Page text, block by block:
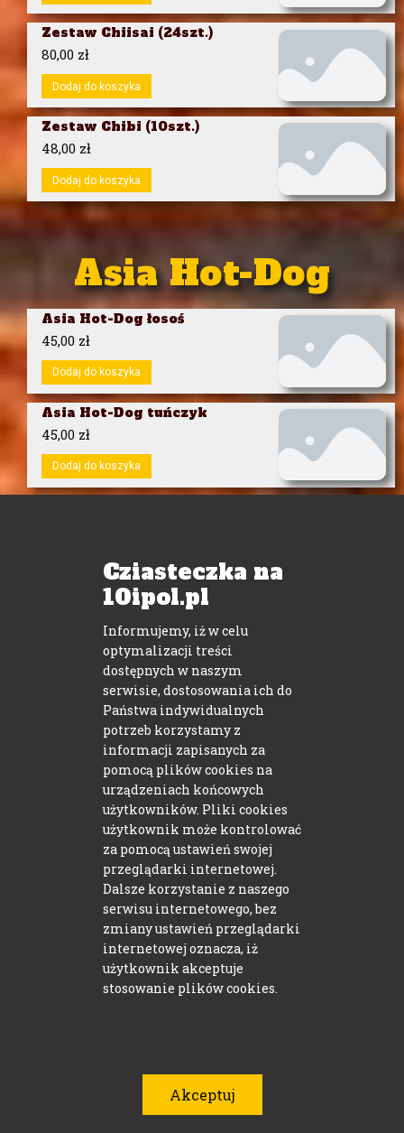
Zestaw Chiisai (24szt.)
80,00 zł
Dodaj do koszyka
Zestaw Chibi (10szt.)
48,00 zł
Dodaj do koszyka
Asia Hot-Dog
Asia Hot-Dog łosoś
45,00 zł
Dodaj do koszyka
Asia Hot-Dog tuńczyk
45,00 zł
Dodaj do koszyka
Dodaj do koszyka
Znajdź nas
09-400 Płock
plac Narutowicza 2
Zamów online
Zamawiarka
lub zadzwoń
(24) 264 72 92
Cziasteczka na
10ipol.pl
Informujemy, iż w celu
optymalizacji treści
dostępnych w naszym
serwisie, dostosowania ich do
Państwa indywidualnych
potrzeb korzystamy z
informacji zapisanych za
pomocą plików cookies na
urządzeniach końcowych
użytkowników. Pliki cookies
użytkownik może kontrolować
za pomocą ustawień swojej
przeglądarki internetowej.
Dalsze korzystanie z naszego
serwisu internetowego, bez
zmiany ustawień przeglądarki
internetowej oznacza, iż
użytkownik akceptuje
stosowanie plików cookies.
Akceptuj